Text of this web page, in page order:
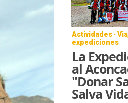
Actividades ·
expediciones
La
al
"Donar
Salva